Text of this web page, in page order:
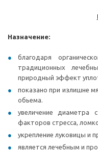
Назначение:
благодаря
традиционных
природный эффект
показано при излишне
обьема.
увеличение
факторов стресса,
укрепление луковицы и
является лечебным и